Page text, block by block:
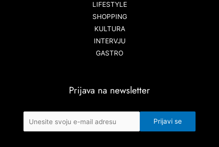
LIFESTYLE
SHOPPING
KULTURA
INTERVJU
GASTRO
Prijava na newsletter